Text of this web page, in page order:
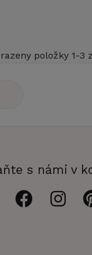
položky 1-3
s námi v